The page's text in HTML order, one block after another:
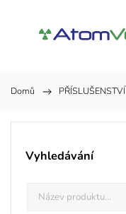
Domů / PŘÍSLUŠENSTVÍ
Vyhledávání